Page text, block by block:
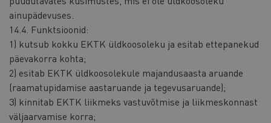
ainupädevuses.
14.4. Funktsioonid:
1) kutsub kokku EKTK üldkoosoleku ja esitab ettepanekud
päevakorra kohta;
2) esitab EKTK üldkoosolekule majandusaasta aruande
(raamatupidamise aastaruande ja tegevusaruande);
3) kinnitab EKTK liikmeks vastuvõtmise ja liikmeskonnast
väljaarvamise korra;